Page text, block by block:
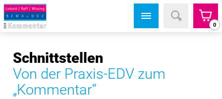
0
Schnittstellen
Von der Praxis-EDV zum
„Kommentar“